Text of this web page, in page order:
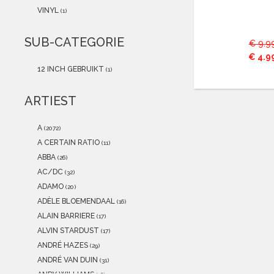
2018(0)
VINYL (1)
SUB-CATEGORIE
12 INCH GEBRUIKT (1)
ARTIEST
A (2072)
A CERTAIN RATIO (11)
ABBA (26)
AC/DC (32)
ADAMO (20)
ADÈLE BLOEMENDAAL (16)
ALAIN BARRIERE (17)
ALVIN STARDUST (17)
ANDRÉ HAZES (29)
ANDRÉ VAN DUIN (31)
€
€